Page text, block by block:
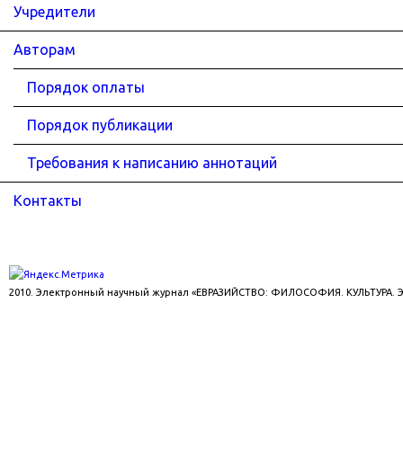
Учредители
Авторам
Порядок оплаты
Порядок публикации
Требования к написанию аннотаций
Контакты
2010. Электронный научный журнал «ЕВРАЗИЙСТВО: ФИЛОСОФИЯ. КУЛЬТУРА.